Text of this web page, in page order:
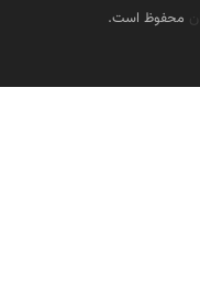
محفوظ است.